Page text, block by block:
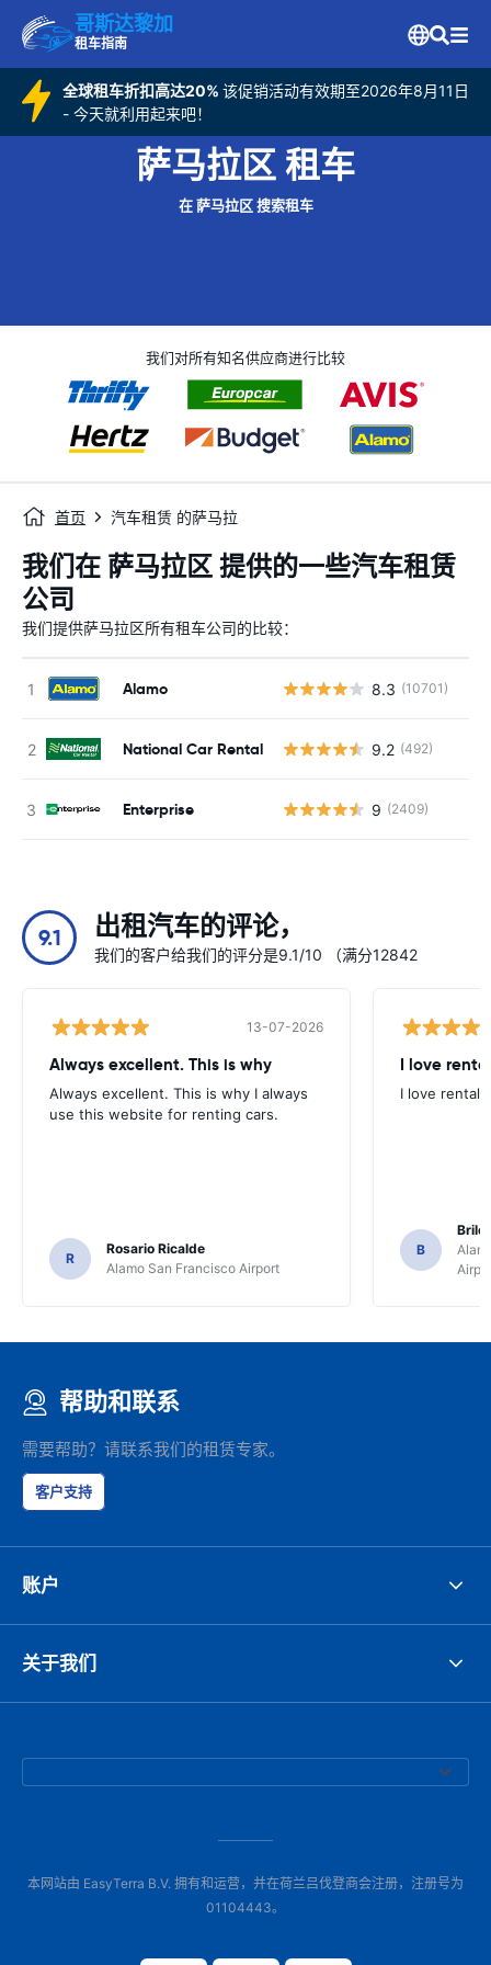
哥斯达黎加
租车指南
全球租车折扣高达20% 该促销活动有效期至2026年8月11日
- 今天就利用起来吧！
萨马拉区 租车
在 萨马拉区 搜索租车
我们对所有知名供应商进行比较
首页 汽车租赁 的萨马拉
我们在 萨马拉区 提供的一些汽车租赁
公司
我们提供萨马拉区所有租车公司的比较：
Alamo 8.3 (10701)
National Car Rental 9.2 (492)
Enterprise 9 (2409)
9.1 出租汽车的评论，
我们的客户给我们的评分是9.1/10 （满分12842
13-07-2026
Always excellent. This is why
Always excellent. This is why I always
use this website for renting cars.
R
Rosario Ricalde
Alamo San Francisco Airport
I love
I love rental
B
帮助和联系
需要帮助？请联系我们的租赁专家。
客户支持
账户
关于我们
本网站由 EasyTerra B.V. 拥有和运营，并在荷兰吕伐登商会注册，注册号为
01104443。